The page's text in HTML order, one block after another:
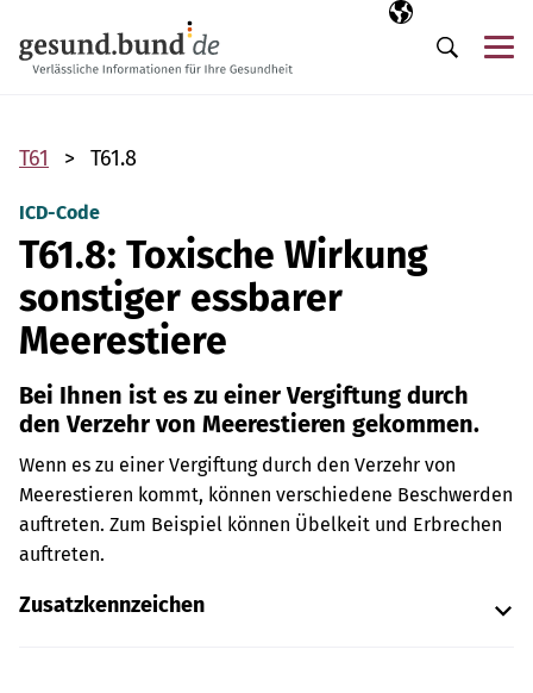
Ausgewählte
DE
Suche
T61 T61.8
ICD-Code
T61.8: Toxische Wirkung
sonstiger essbarer
Meerestiere
Bei Ihnen ist es zu einer Vergiftung durch
den Verzehr von Meerestieren gekommen.
Wenn es zu einer Vergiftung durch den Verzehr von
Meerestieren kommt, können verschiedene Beschwerden
auftreten. Zum Beispiel können Übelkeit und Erbrechen
auftreten.
Zusatzkennzeichen